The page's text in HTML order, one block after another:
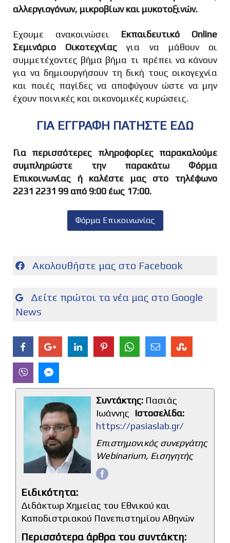
αλλεργιογόνων, μικροβίων και μυκοτοξινών.
Εχουμε ανακοινώσει Εκπαιδευτικό Online
Σεμινάριο Οικοτεχνίαςγια να μάθουν οι
συμμετέχοντες βήμα βήμα τι πρέπει να κάνουν
για να δημιουργήσουν τη δική τους οικογεχνία
και ποιές παγίδες να αποφύγουν ώστε να μην
έχουν ποινικές και οικονομικές κυρώσεις.
ΓΙΑ ΕΓΓΡΑΦΗ ΠΑΤΗΣΤΕ ΕΔΩ
Για περισσότερες πληροφορίες παρακαλούμε
συμπληρώστε την παρακάτω Φόρμα
Επικοινωνίας ή καλέστε μας στο τηλέφωνο
2231 2231 99 από 9:00 έως 17:00.
Φόρμα Επικοινωνίας
Ακολουθήστε μας στο Facebook
Δείτε πρώτοι τα νέα μας στο Google
News
Συντάκτης: Πασιάς
Ιωάννης
Ιστοσελίδα:
https://pasiaslab.gr/
Επιστημονικός συνεργάτης
Webinarium, Εισηγητής
Ειδικότητα:
Διδάκτωρ Χημείας του Εθνικού και
Καποδιστριακού Πανεπιστημίου Αθηνών
Περισσότερα άρθρα του συντάκτη: